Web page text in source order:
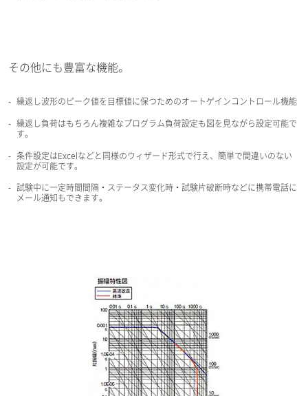
その他にも豊富な機能。
繰返し波形のピーク値を目標値に保つためのオートゲインコントロール機能
繰返し負荷はもちろん複雑なプログラム負荷設定も図を見ながら設定可能で
す。
条件設定はExcelなどと同様のウィザード形式で行え、簡単で間違いのない
設定が可能です。
試験中に一定時間間隔・ステータス変化時・試験片破断時などに携帯電話に
メール通知もできます。